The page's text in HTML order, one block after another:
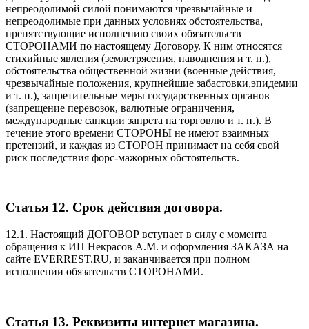
непреодолимой силой понимаются чрезвычайные и
непреодолимые при данных условиях обстоятельства,
препятствующие исполнению своих обязательств
СТОРОНАМИ по настоящему Договору. К ним относятся
стихийные явления (землетрясения, наводнения и т. п.),
обстоятельства общественной жизни (военные действия,
чрезвычайные положения, крупнейшие забастовки,эпидемии
и т. п.), запретительные меры государственных органов
(запрещение перевозок, валютные ограничения,
международные санкции запрета на торговлю и т. п.). В
течение этого времени СТОРОНЫ не имеют взаимных
претензий, и каждая из СТОРОН принимает на себя свой
риск последствия форс-мажорных обстоятельств.
Статья 12. Срок действия договора.
12.1. Настоящий ДОГОВОР вступает в силу с момента
обращения к ИП Некрасов А.М. и оформления ЗАКАЗА на
сайте EVERREST.RU, и заканчивается при полном
исполнении обязательств СТОРОНАМИ.
Статья 13. Реквизиты интернет магазина.